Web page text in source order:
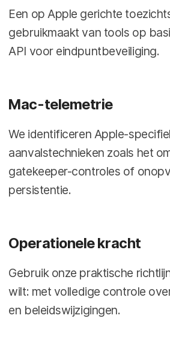
Een op Apple gerichte
gebruikmaakt van tools op
API voor eindpuntbeveiliging.
Mac-telemetrie
We identificeren Apple-
aanvalstechnieken zoals het
gatekeeper-controles of
persistentie.
Operationele kracht
Gebruik onze praktische
wilt: met volledige controle
en beleidswijzigingen.